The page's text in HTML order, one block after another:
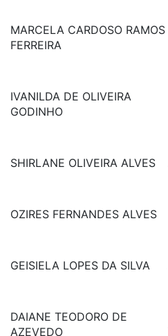
MARCELA CARDOSO RAMOS
FERREIRA
IVANILDA DE OLIVEIRA
GODINHO
SHIRLANE OLIVEIRA ALVES
OZIRES FERNANDES ALVES
GEISIELA LOPES DA SILVA
DAIANE TEODORO DE
AZEVEDO